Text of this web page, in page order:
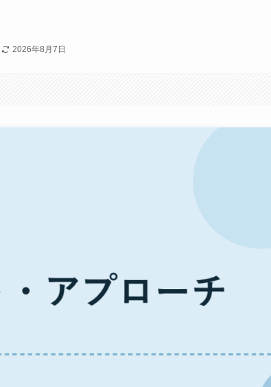
2026年8月7日